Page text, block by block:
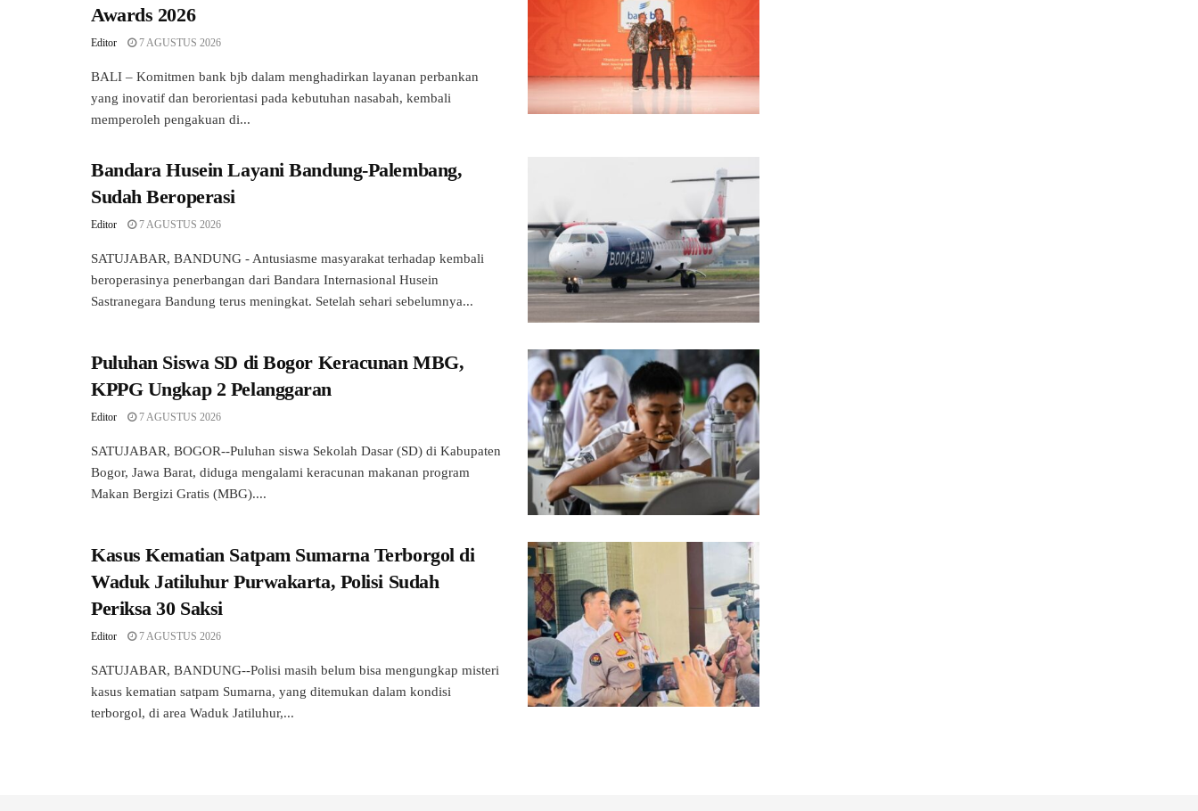
Awards 2026
Editor 7 AGUSTUS 2026
BALI – Komitmen bank bjb dalam menghadirkan layanan perbankan
yang inovatif dan berorientasi pada kebutuhan nasabah, kembali
memperoleh pengakuan di...
Bandara Husein Layani Bandung-Palembang,
Sudah Beroperasi
Editor 7 AGUSTUS 2026
SATUJABAR, BANDUNG - Antusiasme masyarakat terhadap kembali
beroperasinya penerbangan dari Bandara Internasional Husein
Sastranegara Bandung terus meningkat. Setelah sehari sebelumnya...
Puluhan Siswa SD di Bogor Keracunan MBG,
KPPG Ungkap 2 Pelanggaran
Editor 7 AGUSTUS 2026
SATUJABAR, BOGOR--Puluhan siswa Sekolah Dasar (SD) di Kabupaten
Bogor, Jawa Barat, diduga mengalami keracunan makanan program
Makan Bergizi Gratis (MBG)....
Kasus Kematian Satpam Sumarna Terborgol di
Waduk Jatiluhur Purwakarta, Polisi Sudah
Periksa 30 Saksi
Editor 7 AGUSTUS 2026
SATUJABAR, BANDUNG--Polisi masih belum bisa mengungkap misteri
kasus kematian satpam Sumarna, yang ditemukan dalam kondisi
terborgol, di area Waduk Jatiluhur,...